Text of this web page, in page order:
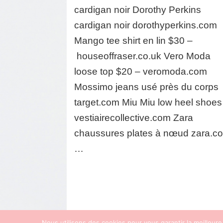
cardigan noir Dorothy Perkins
cardigan noir dorothyperkins.com
Mango tee shirt en lin $30 –
houseoffraser.co.uk Vero Moda
loose top $20 – veromoda.com
Mossimo jeans usé près du corps
target.com Miu Miu low heel shoes
vestiairecollective.com Zara
chaussures plates à nœud
…